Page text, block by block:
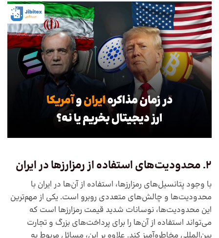
2. محدودیت‌های استفاده از رمزارزها در ایران
با وجود پتانسیل‌های رمزارزها، استفاده از آن‌ها در ایران با
محدودیت‌ها و چالش‌های متعددی روبرو است. یکی از مهم‌ترین
این محدودیت‌ها، نوسانات شدید قیمت رمزارزها است که
می‌تواند استفاده از آن‌ها را برای پرداخت‌های بزرگ و تجارت